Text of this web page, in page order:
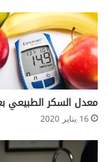
معدل السكر الطبيعي
16 يناير 2020